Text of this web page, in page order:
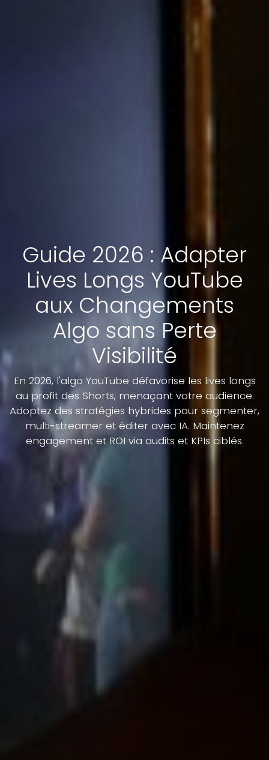
Guide 2026 : Adapter
Lives Longs YouTube
aux Changements
Algo sans Perte
Visibilité
En 2026, l'algo YouTube défavorise les lives longs
au profit des Shorts, menaçant votre audience.
Adoptez des stratégies hybrides pour segmenter,
multi-streamer et éditer avec IA. Maintenez
engagement et ROI via audits et KPIs ciblés.